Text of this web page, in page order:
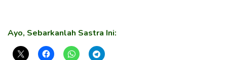
Ayo, Sebarkanlah Sastra Ini: